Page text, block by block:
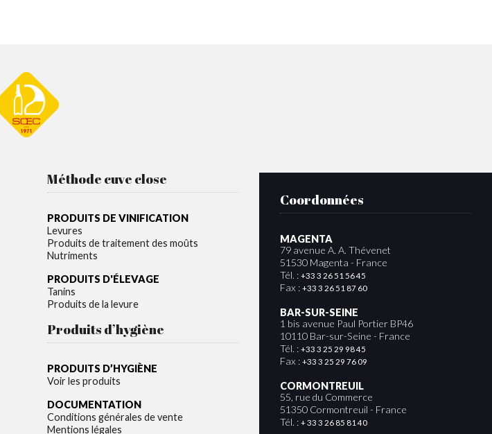
Méthode cuve close
PRODUITS DE VINIFICATION
Levures
Produits de traitement des moûts
Nutriments
PRODUITS D'ÉLEVAGE
Tanins
Produits de la levure
Produits d’hygiène
PRODUITS D’HYGIÈNE
Voir les produits
DOCUMENTATION
Conditions générales de vente
Mentions légales
Coordonnées
MAGENTA
79 avenue A. A. Thévenet
51530 Magenta - France
Tél. : +33 3 26 51 56 45
Fax : +33 3 26 51 87 60
BAR-SUR-SEINE
1 bis avenue Paul Portier BP46
10110 Bar-sur-Seine - France
Tél. : +33 3 25 29 98 45
Fax : +33 3 25 29 76 09
CORMONTREUIL
55, rue du Commerce
51350 Cormontreuil - France
Tél. : + 33 3 26 85 81 40